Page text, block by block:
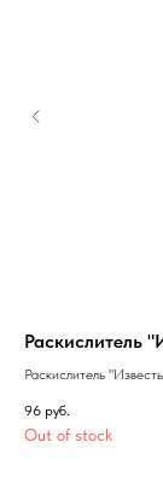
Раскислитель
Раскислитель
96 руб.
Out of stock